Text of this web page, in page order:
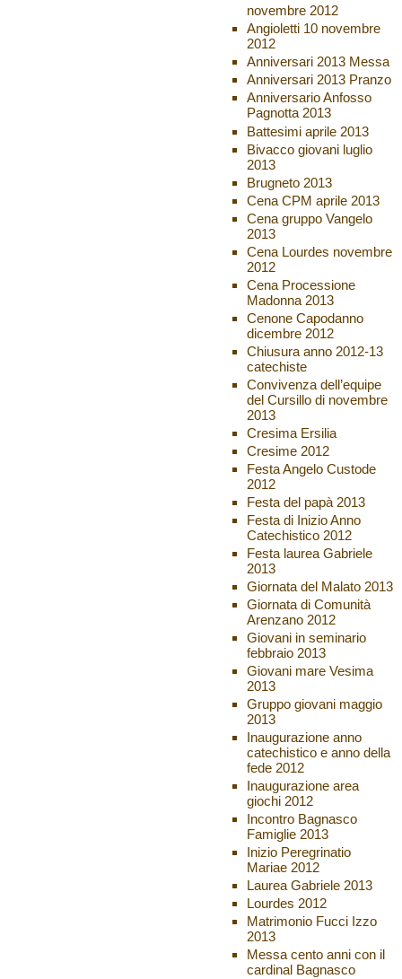
novembre 2012
Angioletti 10 novembre
2012
Anniversari 2013 Messa
Anniversari 2013 Pranzo
Anniversario Anfosso
Pagnotta 2013
Battesimi aprile 2013
Bivacco giovani luglio
2013
Brugneto 2013
Cena CPM aprile 2013
Cena gruppo Vangelo
2013
Cena Lourdes novembre
2012
Cena Processione
Madonna 2013
Cenone Capodanno
dicembre 2012
Chiusura anno 2012-13
catechiste
Convivenza dell’equipe
del Cursillo di novembre
2013
Cresima Ersilia
Cresime 2012
Festa Angelo Custode
2012
Festa del papà 2013
Festa di Inizio Anno
Catechistico 2012
Festa laurea Gabriele
2013
Giornata del Malato 2013
Giornata di Comunità
Arenzano 2012
Giovani in seminario
febbraio 2013
Giovani mare Vesima
2013
Gruppo giovani maggio
2013
Inaugurazione anno
catechistico e anno della
fede 2012
Inaugurazione area
giochi 2012
Incontro Bagnasco
Famiglie 2013
Inizio Peregrinatio
Mariae 2012
Laurea Gabriele 2013
Lourdes 2012
Matrimonio Fucci Izzo
2013
Messa cento anni con il
cardinal Bagnasco